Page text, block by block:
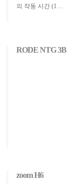
의 작동 시간 (1…
RODE NTG 3B
zoom H6